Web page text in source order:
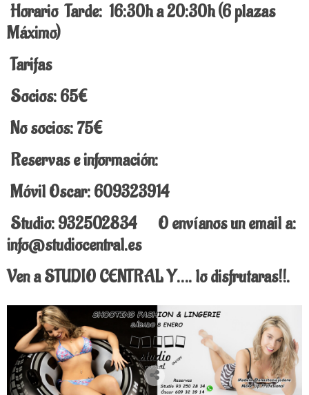
Horario Tarde: 16:30h a 20:30h (6 plazas
Máximo)
Tarifas
Socios: 65€
No socios: 75€
Reservas e información:
Móvil Oscar: 609323914
Studio: 932502834 O envíanos un email a:
info@studiocentral.es
Ven a STUDIO CENTRAL Y…. lo disfrutaras!!.